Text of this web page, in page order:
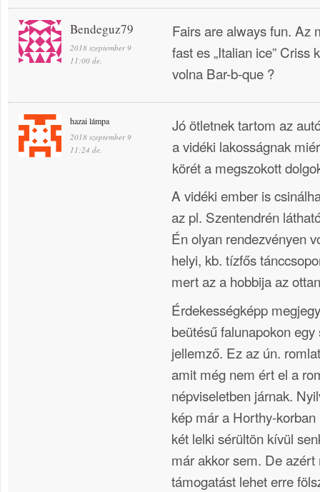
Bendeguz79
2018 szeptember 9
11:00 de.
Fairs are always fun. Az
fast es „Italian ice” Criss
volna Bar-b-que ?
hazai lámpa
2018 szeptember 9
11:24 de.
Jó ötletnek tartom az
a vidéki lakosságnak
körét a megszokott
A vidéki ember is
az pl. Szentendrén
Én olyan rendezvényen
helyi, kb. tízfős
mert az a hobbija az
Érdekességképp
beütésű falunapokon
jellemző. Ez az ún.
amit még nem ért el a
népviseletben járnak.
kép már a Horthy-
két lelki sérültön kívül
már akkor sem. De
támogatást lehet erre